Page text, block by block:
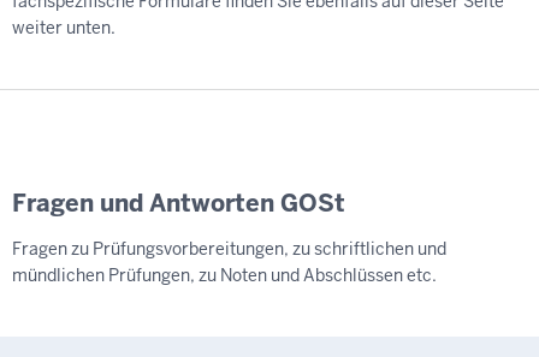
weiter unten.
Fragen und Antworten GOSt
Fragen zu Prüfungsvorbereitungen, zu schriftlichen und
mündlichen Prüfungen, zu Noten und Abschlüssen etc.